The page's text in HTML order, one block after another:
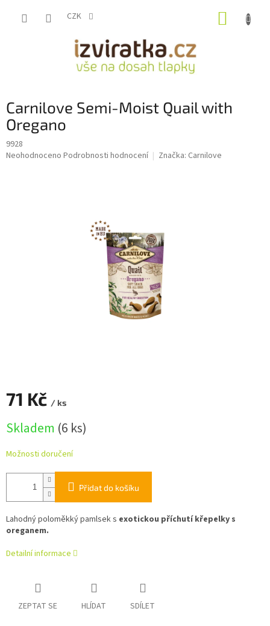
CZK
Carnilove Semi-Moist Quail with
Oregano
9928
Průměrné
Neohodnoceno Podrobnosti hodnocení Značka: Carnilove
71 Kč / ks
cena:
Skladem (6 ks)
Možnosti doručení
Přidat do košíku
Lahodný poloměkký pamlsek s exotickou příchutí křepelky s
oreganem.
Detailní informace
ZEPTAT SE HLÍDAT SDÍLET